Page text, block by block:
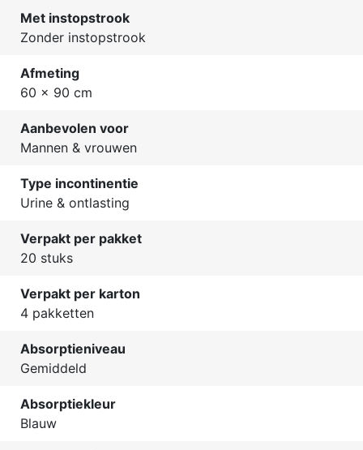
Met instopstrook
Zonder instopstrook
Afmeting
60 x 90 cm
Aanbevolen voor
Mannen & vrouwen
Type incontinentie
Urine & ontlasting
Verpakt per pakket
20 stuks
Verpakt per karton
4 pakketten
Absorptieniveau
Gemiddeld
Absorptiekleur
Blauw